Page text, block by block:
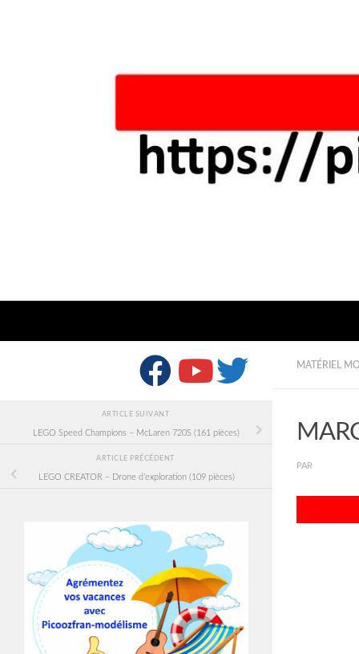
MATÉRIEL
PAR
ARTICLE SUIVANT
LEGO Speed Champions – McLaren 720S (161 pièces)
ARTICLE PRÉCÉDENT
LEGO CREATOR – Drone d’exploration (109 pièces)